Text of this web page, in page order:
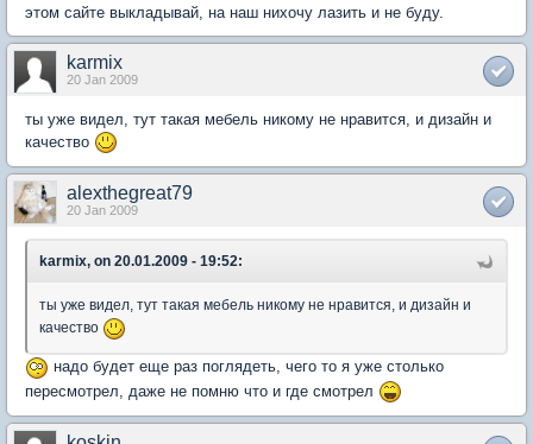
этом сайте выкладывай, на наш нихочу лазить и не буду.
karmix
20 Jan 2009
ты уже видел, тут такая мебель никому не нравится, и дизайн и
качество
alexthegreat79
20 Jan 2009
karmix, on 20.01.2009 - 19:52:
ты уже видел, тут такая мебель никому не нравится, и дизайн и
качество
надо будет еще раз поглядеть, чего то я уже столько
пересмотрел, даже не помню что и где смотрел